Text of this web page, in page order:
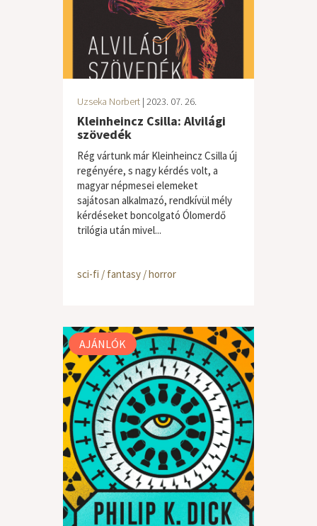
Uzseka Norbert | 2023. 07. 26.
Kleinheincz Csilla: Alvilági
szövedék
Rég vártunk már Kleinheincz Csilla új
regényére, s nagy kérdés volt, a
magyar népmesei elemeket
sajátosan alkalmazó, rendkívül mély
kérdéseket boncolgató Ólomerdő
trilógia után mivel...
sci-fi / fantasy / horror
AJÁNLÓK